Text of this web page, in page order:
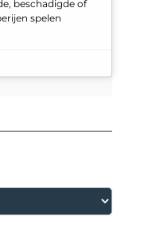
beschadigde of
spelen